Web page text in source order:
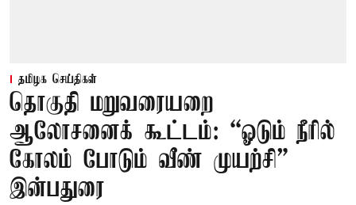
தமிழக செய்திகள்
தொகுதி மறுவரையறை
ஆலோசனைக் கூட்டம்: “ஓடும் நீரில்
கோலம் போடும் வீண் முயற்சி” –
இன்பதுரை